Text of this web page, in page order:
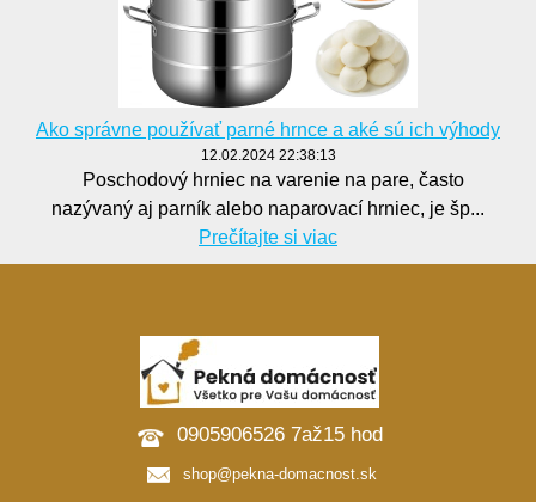
Ako správne používať parné hrnce a aké sú ich výhody
12.02.2024 22:38:13
Poschodový hrniec na varenie na pare, často
nazývaný aj parník alebo naparovací hrniec, je šp...
Prečítajte si viac
0905906526 7až15 hod
shop@pekna-domacnost.sk